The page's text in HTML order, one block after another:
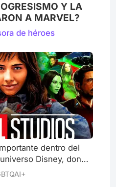
Y LA
INCLUSIÓN MATARON A MARVEL?
de héroes
dentro del
Disney, donde
gigante.
y las ideologías,